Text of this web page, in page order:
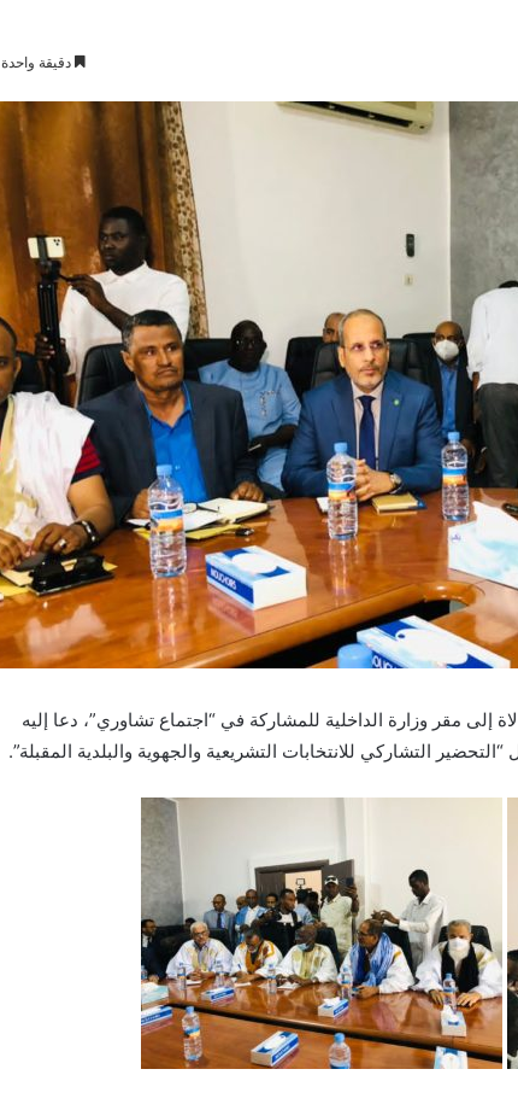
دقيقة واحدة
إلى مقر وزارة الداخلية للمشاركة في “اجتماع تشاوري”، دعا إليه
التشاركي للانتخابات التشريعية والجهوية والبلدية المقبلة”.